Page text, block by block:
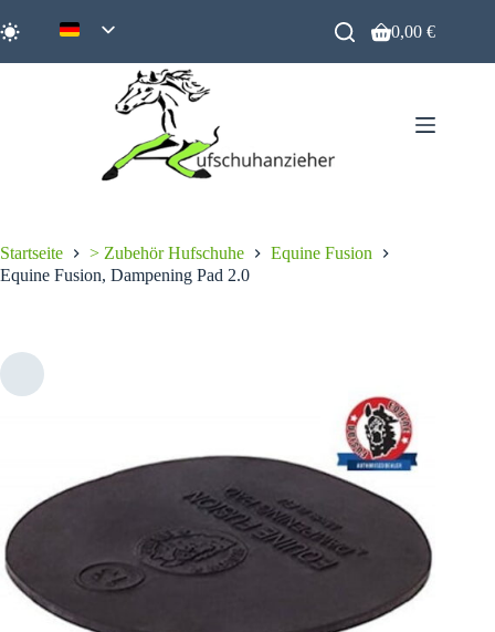
Inhalt
springen
Warenkorb
0,00€
Startseite > Zubehör Hufschuhe
Equine Fusion
Equine Fusion, Dampening Pad 2.0